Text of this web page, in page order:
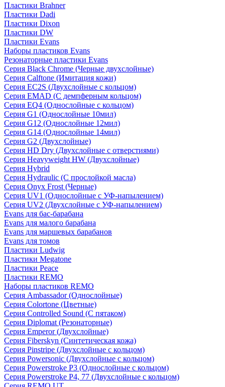
Пластики Brahner
Пластики Dadi
Пластики Dixon
Пластики DW
Пластики Evans
Наборы пластиков Evans
Резонаторные пластики Evans
Серия Black Chrome (Черные двухслойные)
Серия Calftone (Имитация кожи)
Серия EC2S (Двухслойные с кольцом)
Серия EMAD (С демпферным кольцом)
Серия EQ4 (Однослойные с кольцом)
Серия G1 (Однослойные 10мил)
Серия G12 (Однослойные 12мил)
Серия G14 (Однослойные 14мил)
Серия G2 (Двухслойные)
Серия HD Dry (Двухслойные с отверстиями)
Серия Heavyweight HW (Двухслойные)
Серия Hybrid
Серия Hydraulic (С прослойкой масла)
Серия Onyx Frost (Черные)
Серия UV1 (Однослойные с УФ-напылением)
Серия UV2 (Двухслойные с УФ-напылением)
Evans для бас-барабана
Evans для малого барабана
Evans для маршевых барабанов
Evans для томов
Пластики Ludwig
Пластики Megatone
Пластики Peace
Пластики REMO
Наборы пластиков REMO
Серия Ambassador (Однослойные)
Серия Colortone (Цветные)
Серия Controlled Sound (С пятаком)
Серия Diplomat (Резонаторные)
Серия Emperor (Двухслойные)
Серия Fiberskyn (Синтетическая кожа)
Серия Pinstripe (Двухслойные с кольцом)
Серия Powersonic (Двухслойные с кольцом)
Серия Powerstroke P3 (Однослойные с кольцом)
Серия Powerstroke P4, 77 (Двухслойные с кольцом)